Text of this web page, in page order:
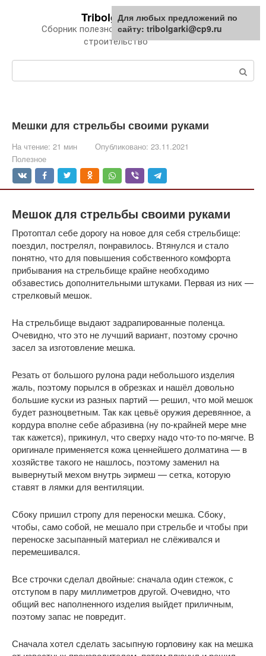
Tribolgarki.ru
Сборник полезной информации про
строительство
Мешки для стрельбы своими руками
На чтение: 21 мин Опубликовано: 23.11.2021
Полезное
Мешок для стрельбы своими руками
Протоптал себе дорогу на новое для себя стрельбище:
поездил, пострелял, понравилось. Втянулся и стало
понятно, что для повышения собственного комфорта
прибывания на стрельбище крайне необходимо
обзавестись дополнительными штуками. Первая из них —
стрелковый мешок.
На стрельбище выдают задрапированные поленца.
Очевидно, что это не лучший вариант, поэтому срочно
засел за изготовление мешка.
Резать от большого рулона ради небольшого изделия
жаль, поэтому порылся в обрезках и нашёл довольно
большие куски из разных партий — решил, что мой мешок
будет разноцветным. Так как цевьё оружия деревянное, а
кордура вполне себе абразивна (ну по-крайней мере мне
так кажется), прикинул, что сверху надо что-то по-мягче. В
оригинале применяется кожа ценнейшего долматина — в
хозяйстве такого не нашлось, поэтому заменил на
вывернутый мехом внутрь эирмеш — сетка, которую
ставят в лямки для вентиляции.
Сбоку пришил стропу для переноски мешка. Сбоку,
чтобы, само собой, не мешало при стрельбе и чтобы при
переноске засыпанный материал не слёживался и
перемешивался.
Все строчки сделал двойные: сначала один стежок, с
отступом в пару миллиметров другой. Очевидно, что
общий вес наполненного изделия выйдет приличным,
поэтому запас не повредит.
Сначала хотел сделать засыпную горловину как на мешка
Для любых предложений по
сайту: tribolgarki@cp9.ru